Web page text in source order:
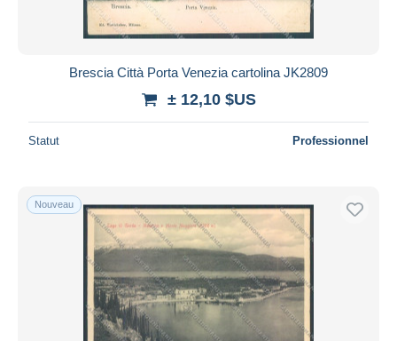
Brescia Città Porta Venezia cartolina JK2809
± 12,10 $US
Statut Professionnel
Nouveau